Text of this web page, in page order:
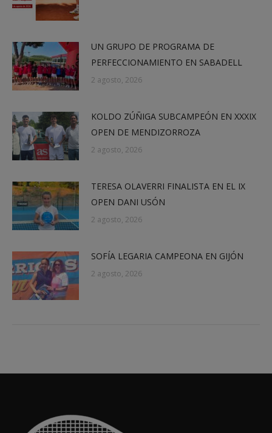
UN GRUPO DE PROGRAMA DE
PERFECCIONAMIENTO EN SABADELL
2 agosto, 2026
KOLDO ZÚÑIGA SUBCAMPEÓN EN XXXIX
OPEN DE MENDIZORROZA
2 agosto, 2026
TERESA OLAVERRI FINALISTA EN EL IX
OPEN DANI USÓN
2 agosto, 2026
SOFÍA LEGARIA CAMPEONA EN GIJÓN
2 agosto, 2026